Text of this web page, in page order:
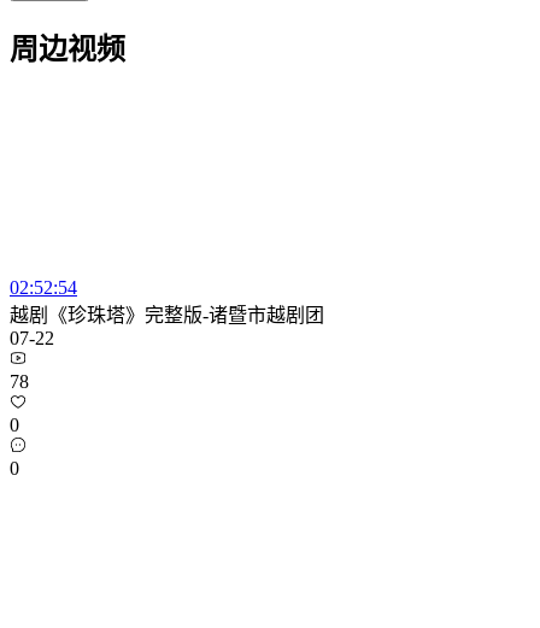
周边视频
02:52:54
越剧《珍珠塔》完整版-诸暨市越剧团
07-22
78
0
0